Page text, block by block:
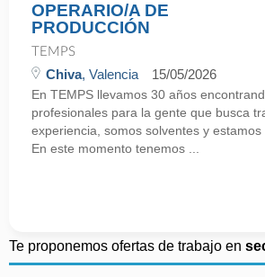
OPERARIO/A DE
PRODUCCIÓN
TEMPS
Chiva, Valencia 15/05/2026
En TEMPS llevamos 30 años
profesionales para la gente que busca
experiencia, somos solventes y estamos
En este momento tenemos ...
Te proponemos ofertas de trabajo en